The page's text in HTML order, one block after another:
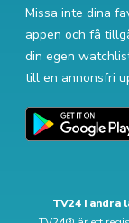
Missa inte dina
appen och få
din egen
till en annonsfri
TV24 i andra